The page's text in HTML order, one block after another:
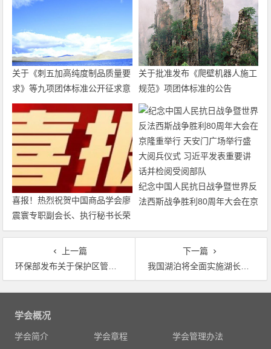
关于《刺五加高纯度制品质量要
求》等九项团体标准公开征求意
见的通知
关于批准发布《爬壁机器人施工
规范》项团体标准的公告
喜报！热烈祝贺中国商品学会廖
震寰专职副会长、执行秘书长荣
获农工党中央表彰
纪念中国人民抗日战争暨世界反
法西斯战争胜利80周年大会在京
阅兵仪式 习近平发表重要讲话
并检阅受阅部队
上一篇
环保部发布关于保护区管理评估规范等三项公告 明确污染物排放计算方法 列出22个优先控制化学品
下一篇
我国湖泊将全面实施湖长制 今年底前全面建立省市县乡四级湖长制
文
学会概况
学会简介 学会章程
学会管理办法